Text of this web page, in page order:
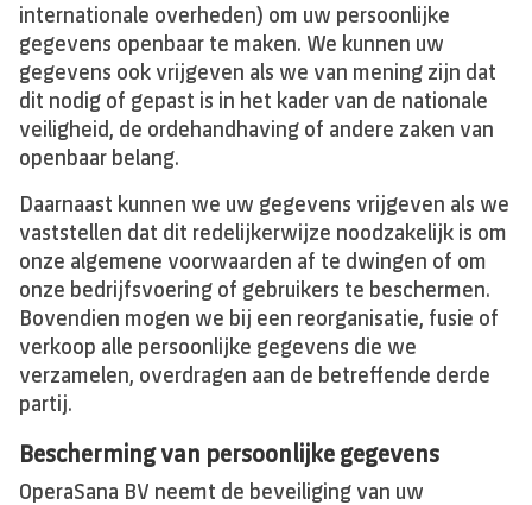
internationale overheden) om uw persoonlijke
gegevens openbaar te maken. We kunnen uw
gegevens ook vrijgeven als we van mening zijn dat
dit nodig of gepast is in het kader van de nationale
veiligheid, de ordehandhaving of andere zaken van
openbaar belang.
Daarnaast kunnen we uw gegevens vrijgeven als we
vaststellen dat dit redelijkerwijze noodzakelijk is om
onze algemene voorwaarden af te dwingen of om
onze bedrijfsvoering of gebruikers te beschermen.
Bovendien mogen we bij een reorganisatie, fusie of
verkoop alle persoonlijke gegevens die we
verzamelen, overdragen aan de betreffende derde
partij.
Bescherming van persoonlijke gegevens
OperaSana BV neemt de beveiliging van uw